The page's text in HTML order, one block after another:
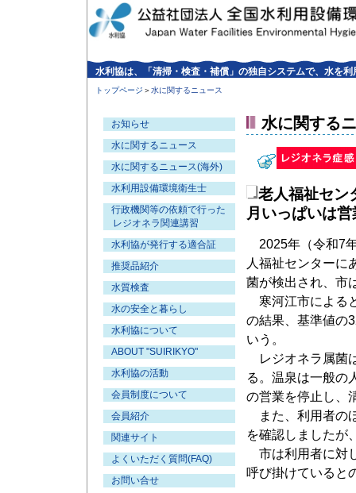
水利協は、「清掃・検査・補償」の独自システムで、水を
トップページ ＞水に関するニュース
お知らせ
水に関するニュース
水に関するニュース(海外)
水利用設備環境衛生士
行政機関等の依頼で行った
レジオネラ関連講習
水利協が発行する適合証
推奨品紹介
水質検査
水の安全と暮らし
水利協について
ABOUT "SUIRIKYO"
水利協の活動
会員制度について
会員紹介
関連サイト
よくいただく質問(FAQ)
お問い合せ
水に関する
老人福祉セ
月いっぱいは
2025年（令和7
人福祉センターに
菌が検出され、市
寒河江市による
の結果、基準値の
いう。
レジオネラ属菌
る。温泉は一般の
の営業を停止し、
また、利用者の
を確認しましたが
市は利用者に対
呼び掛けていると